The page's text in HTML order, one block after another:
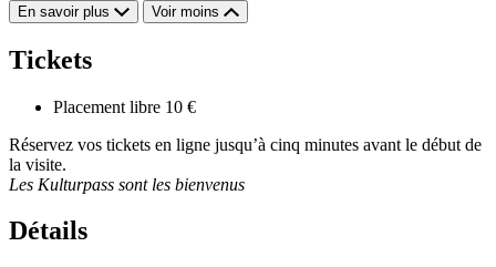
En savoir plus Voir moins
Tickets
Placement libre 10 €
Réservez vos tickets en ligne jusqu’à cinq minutes avant le début de
la visite.
Les Kulturpass sont les bienvenus
Détails